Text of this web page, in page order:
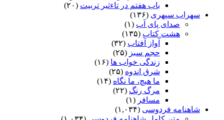
باب هفتم در تاءثیر تربیت (۲۰)
سهراب سپهری (۱۳۶)
صدای پای آب (۱)
هشت کتاب (۱۳۵)
آواز آفتاب (۳۲)
حجم سبز (۲۵)
زندگی خواب ها (۱۶)
شرق اندوه (۲۵)
ما هیچ، ما نگاه (۱۴)
مرگ رنگ (۲۲)
مسافر (۱)
شاهنامه فردوسی (۱,۰۳۴)